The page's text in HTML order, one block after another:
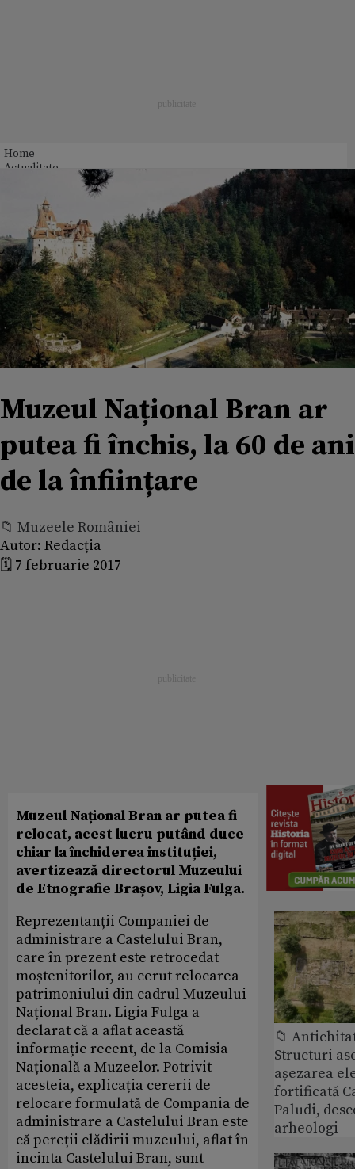
Home
Actualitate
Muzeul Național Bran ar
putea fi închis, la 60 de ani
de la înființare
📁 Muzeele României
Autor: Redacția
🗓️ 7 februarie 2017
Muzeul Național Bran ar putea fi
relocat, acest lucru putând duce
chiar la închiderea instituției,
avertizează directorul Muzeului
de Etnografie Brașov, Ligia Fulga.
Reprezentanții Companiei de
administrare a Castelului Bran,
care în prezent este retrocedat
moștenitorilor, au cerut relocarea
patrimoniului din cadrul Muzeului
Național Bran. Ligia Fulga a
declarat că a aflat această
informație recent, de la Comisia
Națională a Muzeelor. Potrivit
acesteia, explicația cererii de
relocare formulată de Compania de
administrare a Castelului Bran este
că pereții clădirii muzeului, aflat în
incinta Castelului Bran, sunt
📁
Structuri
așezarea
fortificată
Paludi,
arheologi